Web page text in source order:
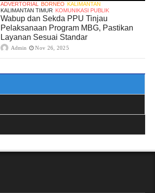
ADVERTORIAL BORNEO KALIMANTAN
KALIMANTAN TIMUR KOMUNIKASI PUBLIK
Wabup dan Sekda PPU Tinjau
Pelaksanaan Program MBG, Pastikan
Layanan Sesuai Standar
Admin Nov 26, 2025